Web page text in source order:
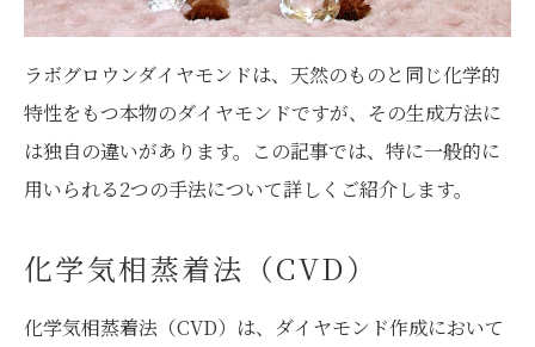
ラボグロウンダイヤモンドは、天然のものと同じ化学的
特性をもつ本物のダイヤモンドですが、その生成方法に
は独自の違いがあります。この記事では、特に一般的に
用いられる2つの手法について詳しくご紹介します。
化学気相蒸着法（CVD）
化学気相蒸着法（CVD）は、ダイヤモンド作成において